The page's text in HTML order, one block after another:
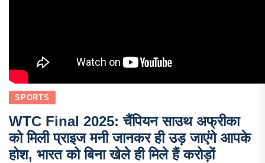
SPORTS
WTC Final 2025: चैंपियन साउथ अफ्रीका
को मिली प्राइज मनी जानकर ही उड़ जाएंगे आपके
होश, भारत को बिना खेले ही मिले हैं करोड़ों